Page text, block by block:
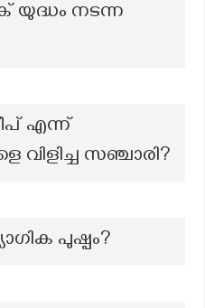
യുദ്ധം നടന്ന
എന്ന്
സഞ്ചാരി?
പുഷ്പം?